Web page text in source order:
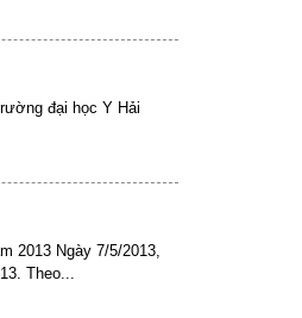
đại học Y Hải
2013 Ngày 7/5/2013,
Theo...